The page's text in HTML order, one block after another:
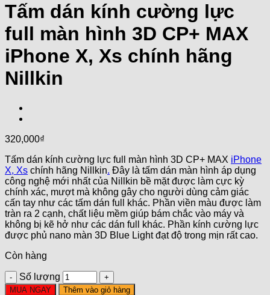
Tấm dán kính cường lực
full màn hình 3D CP+ MAX
iPhone X, Xs chính hãng
Nillkin
320,000₫
Tấm dán kính cường lực full màn hình 3D CP+ MAX iPhone
X, Xs chính hãng Nillkin. Đây là tấm dán màn hình áp dụng
công nghệ mới nhất của Nillkin bề mặt được làm cực kỳ
chính xác, mượt mà không gây cho người dùng cảm giác
cấn tay như các tấm dán full khác. Phần viền màu được làm
tràn ra 2 cạnh, chất liệu mềm giúp bám chắc vào máy và
không bị kẽ hở như các dán full khác. Phần kính cường lực
được phủ nano màn 3D Blue Light đạt độ trong mịn rất cao.
Còn hàng
Số lượng
MUA NGAY Thêm vào giỏ hàng